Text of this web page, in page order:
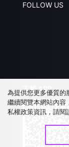
FOLLOW US
下載 APP
為提供您更多優質
繼續閱覽本網站內
私權政策資訊，請閱